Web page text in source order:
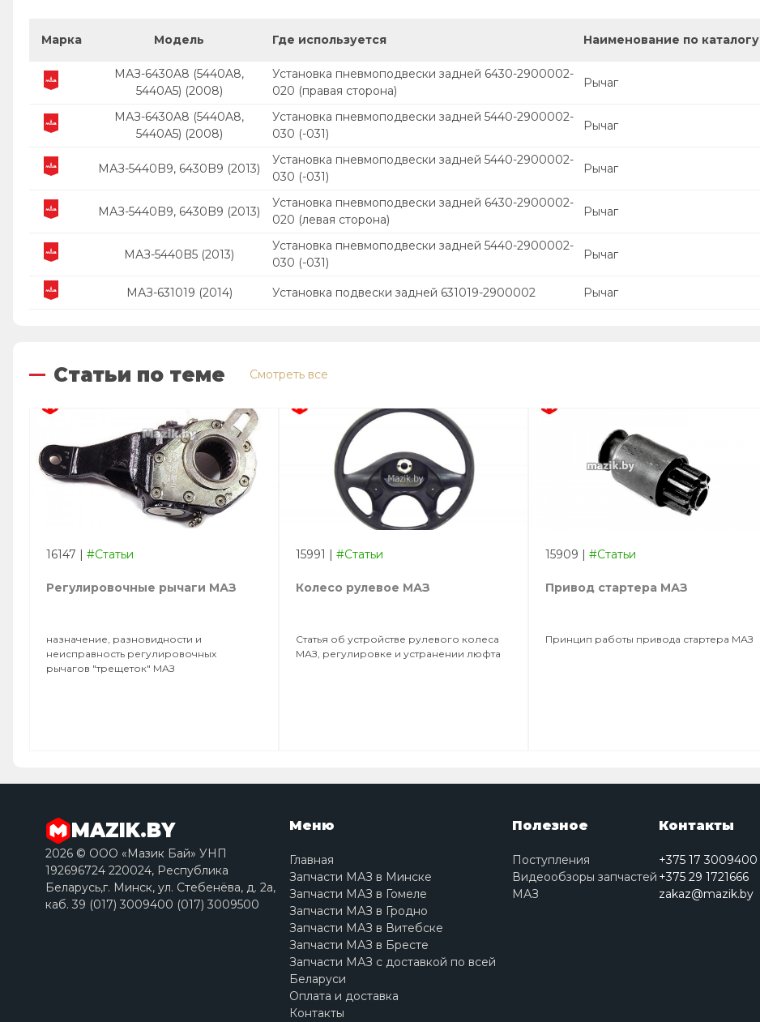
Марка Модель Где используется Наименование по каталогу
МАЗ-6430A8 (5440A8,
5440A5) (2008)
Установка пневмоподвески задней 6430-2900002-
020 (правая сторона)
Рычаг
МАЗ-6430A8 (5440A8,
5440A5) (2008)
Установка пневмоподвески задней 5440-2900002-
030 (-031)
Рычаг
МАЗ-5440B9, 6430B9 (2013)
Установка пневмоподвески задней 5440-2900002-
030 (-031)
Рычаг
МАЗ-5440B9, 6430B9 (2013)
Установка пневмоподвески задней 6430-2900002-
020 (левая сторона)
Рычаг
МАЗ-5440B5 (2013)
Установка пневмоподвески задней 5440-2900002-
030 (-031)
Рычаг
МАЗ-631019 (2014) Установка подвески задней 631019-2900002 Рычаг
Статьи по теме Смотреть все
16147 | #Статьи
Регулировочные рычаги МАЗ
назначение, разновидности и
неисправность регулировочных
рычагов "трещеток" МАЗ
15991 | #Статьи
Колесо рулевое МАЗ
Статья об устройстве рулевого колеса
МАЗ, регулировке и устранении люфта
15909 | #Статьи
Привод стартера МАЗ
Принцип работы привода стартера МАЗ
MAZIK.BY
2026 © ООО «Мазик Бай» УНП
192696724 220024, Республика
Беларусь,г. Минск, ул. Стебенёва, д. 2a,
каб. 39 (017) 3009400 (017) 3009500
Меню
Главная
Запчасти МАЗ в Минске
Запчасти МАЗ в Гомеле
Запчасти МАЗ в Гродно
Запчасти МАЗ в Витебске
Запчасти МАЗ в Бресте
Запчасти МАЗ с доставкой по всей
Беларуси
Оплата и доставка
Контакты
Полезное
Поступления
Видеообзоры запчастей
МАЗ
Контакты
+375 17 3009400
+375 29 1721666
zakaz@mazik.by